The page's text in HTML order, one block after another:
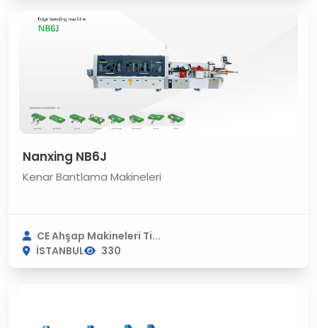
Nanxing NB6J
Kenar Bantlama Makineleri
CE Ahşap Makineleri Ti...
İSTANBUL
330